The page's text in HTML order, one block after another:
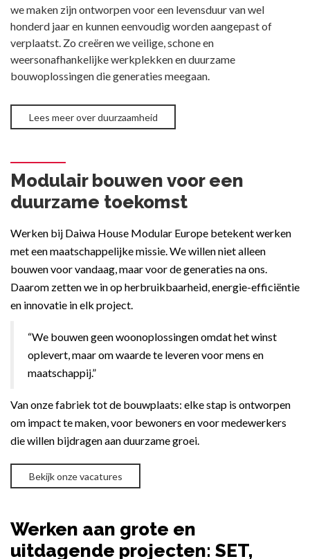
we maken zijn ontworpen voor een levensduur van wel
honderd jaar en kunnen eenvoudig worden aangepast of
verplaatst. Zo creëren we veilige, schone en
weersonafhankelijke werkplekken en duurzame
bouwoplossingen die generaties meegaan.
Lees meer over duurzaamheid
Modulair bouwen voor een
duurzame toekomst
Werken bij Daiwa House Modular Europe betekent werken
met een maatschappelijke missie. We willen niet alleen
bouwen voor vandaag, maar voor de generaties na ons.
Daarom zetten we in op herbruikbaarheid, energie-efficiëntie
en innovatie in elk project.
“We bouwen geen woonoplossingen omdat het winst
oplevert, maar om waarde te leveren voor mens en
maatschappij.”
Van onze fabriek tot de bouwplaats: elke stap is ontworpen
om impact te maken, voor bewoners en voor medewerkers
die willen bijdragen aan duurzame groei.
Bekijk onze vacatures
Werken aan grote en
uitdagende projecten: SET,